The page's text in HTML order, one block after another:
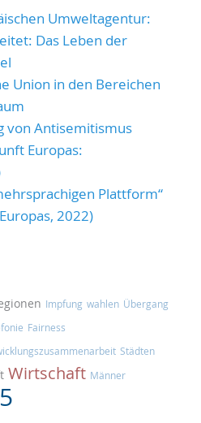
Umweltagentur:
Das Leben der
Union in den Bereichen
von Antisemitismus
Europas:
Plattform“
2022)
Impfung wahlen Übergang
Fairness
Städten
Wirtschaft Männer